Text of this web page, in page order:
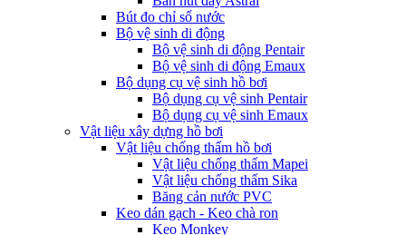
Bút đo chỉ số nước
Bộ vệ sinh di động
Bộ vệ sinh di động Pentair
Bộ vệ sinh di động Emaux
Bộ dụng cụ vệ sinh hồ bơi
Bộ dụng cụ vệ sinh Pentair
Bộ dụng cụ vệ sinh Emaux
Vật liệu xây dựng hồ bơi
Vật liệu chống thấm hồ bơi
Vật liệu chống thấm Mapei
Vật liệu chống thấm Sika
Băng cản nước PVC
Keo dán gạch - Keo chà ron
Keo Monkey